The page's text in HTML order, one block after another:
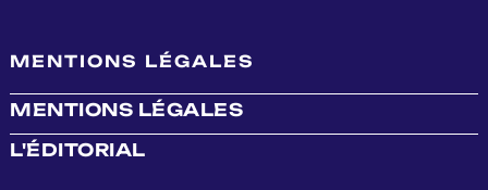
MENTIONS LÉGALES
MENTIONS LÉGALES
L'ÉDITORIAL